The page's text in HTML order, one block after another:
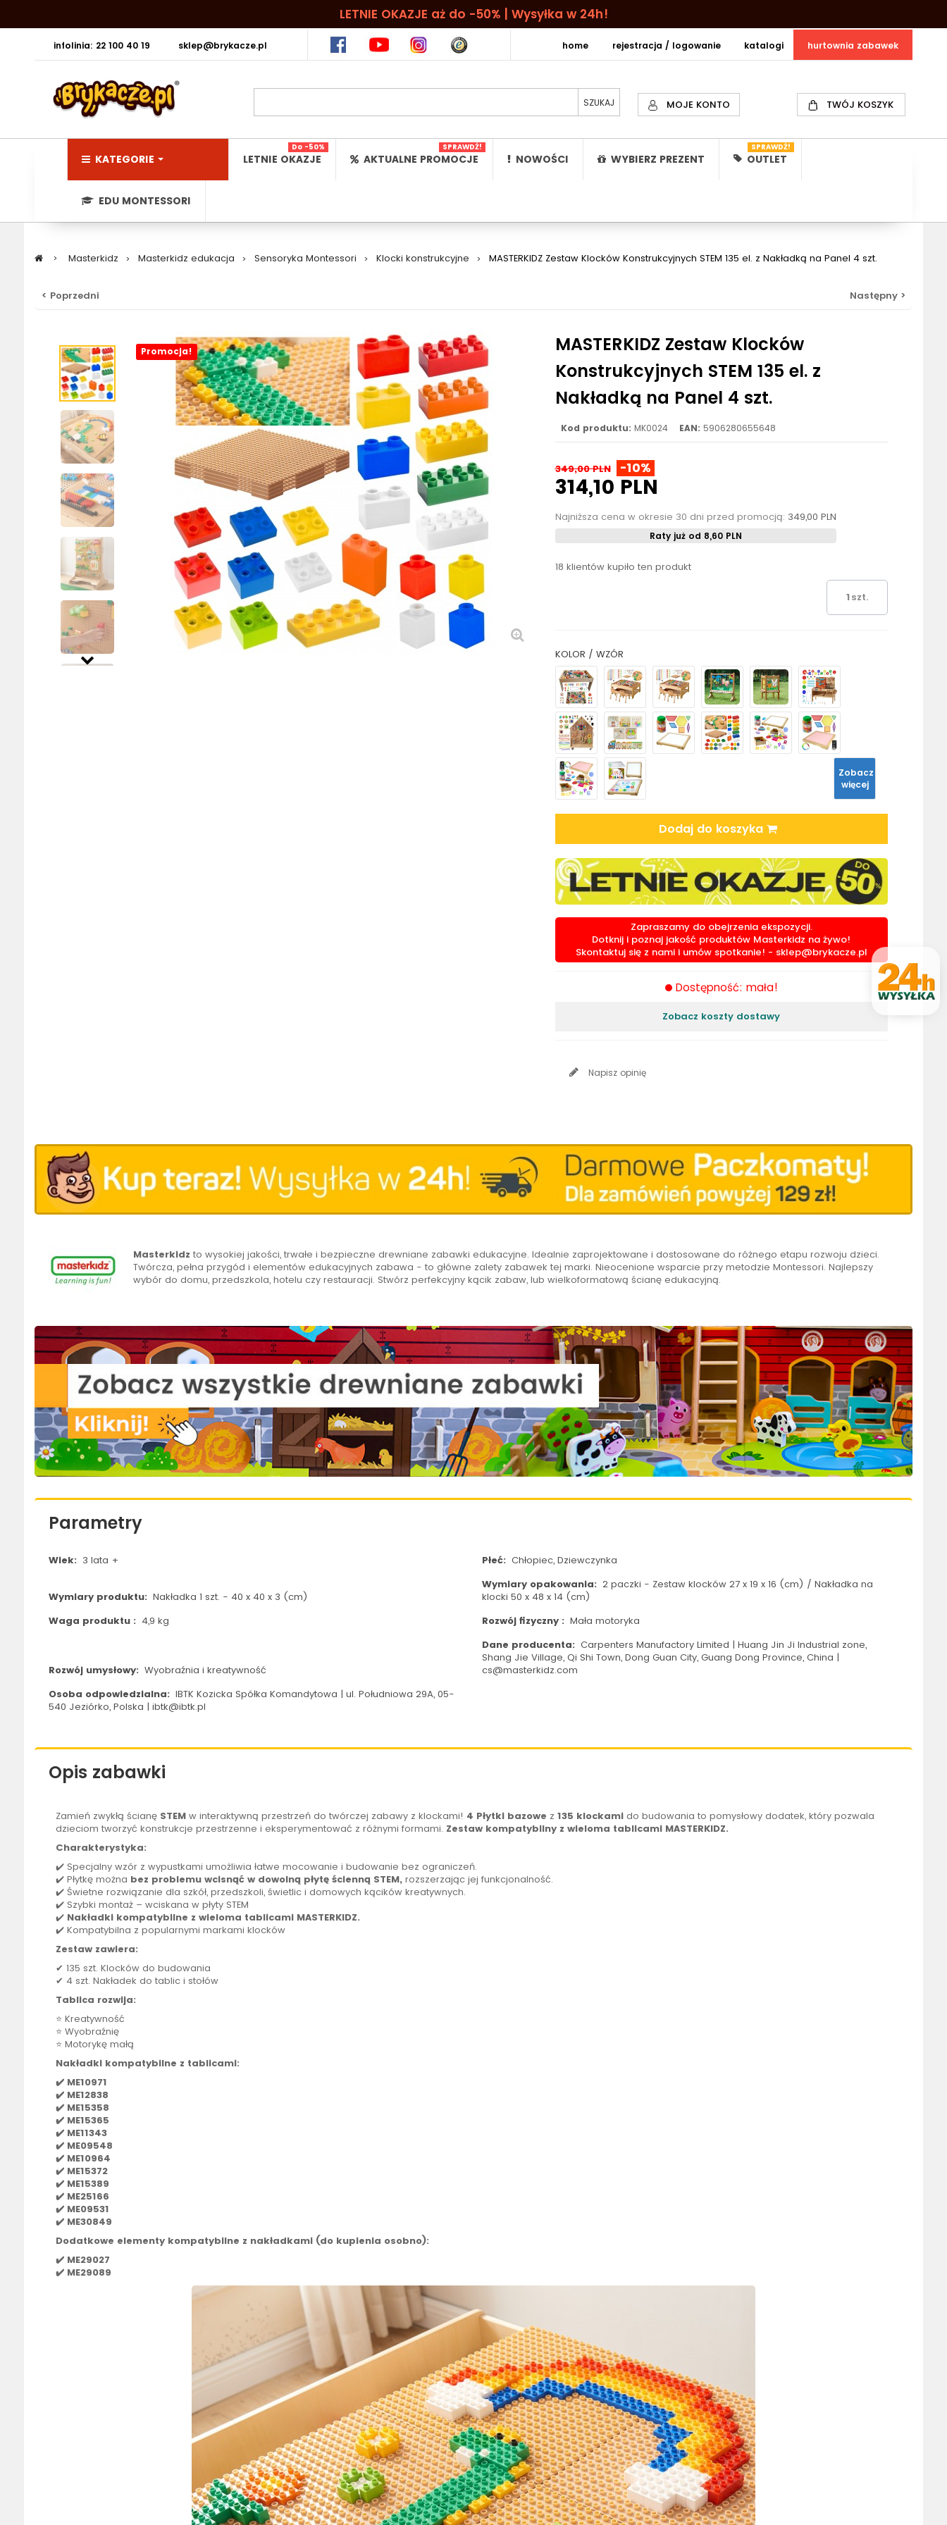
LETNIE OKAZJE aż do -50% | Wysyłka w 24h!
infolinia: 22 100 40 19 sklep@brykacze.pl hurtownia zabawek
katalogi
rejestracja / logowanie
home
MOJE KONTO TWÓJ KOSZYK
KATEGORIE LETNIE OKAZJE
Do -50%
AKTUALNE PROMOCJE
SPRAWDŹ!
NOWOŚCI WYBIERZ PREZENT OUTLET
SPRAWDŹ!
EDU MONTESSORI
> Masterkidz > Masterkidz edukacja > Sensoryka Montessori > Klocki konstrukcyjne > MASTERKIDZ Zestaw Klocków Konstrukcyjnych STEM 135 el. z Nakładką na Panel 4 szt.
< Poprzedni Następny >
Promocja!
MASTERKIDZ Zestaw Klocków
Konstrukcyjnych STEM 135 el. z
Nakładką na Panel 4 szt.
Kod produktu: MK0024 EAN: 5906280655648
349,00 PLN -10%
314,10 PLN
Najniższa cena w okresie 30 dni przed promocją: 349,00 PLN
Raty już od 8,60 PLN
18 klientów kupiło ten produkt
szt.
KOLOR / WZÓR
Zobacz
więcej
Dodaj do koszyka
Zapraszamy do obejrzenia ekspozycji.
Dotknij i poznaj jakość produktów Masterkidz na żywo!
Skontaktuj się z nami i umów spotkanie! - sklep@brykacze.pl
Dostępność: mała!
Zobacz koszty dostawy
Napisz opinię
Masterkidz to wysokiej jakości, trwałe i bezpieczne drewniane zabawki edukacyjne. Idealnie zaprojektowane i dostosowane do różnego etapu rozwoju dzieci.
Twórcza, pełna przygód i elementów edukacyjnych zabawa - to główne zalety zabawek tej marki. Nieocenione wsparcie przy metodzie Montessori. Najlepszy
wybór do domu, przedszkola, hotelu czy restauracji. Stwórz perfekcyjny kącik zabaw, lub wielkoformatową ścianę edukacyjną.
Parametry
Wiek: 3 lata + Płeć: Chłopiec, Dziewczynka
Wymiary produktu: Nakładka 1 szt. - 40 x 40 x 3 (cm)
Wymiary opakowania: 2 paczki - Zestaw klocków 27 x 19 x 16 (cm) / Nakładka na
klocki 50 x 48 x 14 (cm)
Waga produktu : 4,9 kg Rozwój fizyczny : Mała motoryka
Rozwój umysłowy: Wyobraźnia i kreatywność
Dane producenta: Carpenters Manufactory Limited | Huang Jin Ji Industrial zone,
Shang Jie Village, Qi Shi Town, Dong Guan City, Guang Dong Province, China |
cs@masterkidz.com
Osoba odpowiedzialna: IBTK Kozicka Spółka Komandytowa | ul. Południowa 29A, 05-
540 Jeziórko, Polska | ibtk@ibtk.pl
Opis zabawki
Zamień zwykłą ścianę STEMw interaktywną przestrzeń do twórczej zabawy z klockami! 4 Płytki bazowe z 135 klockamido budowania to pomysłowy dodatek, który pozwala
dzieciom tworzyć konstrukcje przestrzenne i eksperymentować z różnymi formami. Zestaw kompatybilny z wieloma tablicami MASTERKIDZ.
Charakterystyka:
✔️ Specjalny wzór z wypustkami umożliwia łatwe mocowanie i budowanie bez ograniczeń.
✔️ Płytkę można bez problemu wcisnąć w dowolną płytę ścienną STEM,rozszerzając jej funkcjonalność.
✔️ Świetne rozwiązanie dla szkół, przedszkoli, świetlic i domowych kącików kreatywnych.
✔️ Szybki montaż – wciskana w płyty STEM
✔️Nakładki kompatybilne z wieloma tablicami MASTERKIDZ.
✔️ Kompatybilna z popularnymi markami klocków
Zestaw zawiera:
✔ 135 szt. Klocków do budowania
✔ 4 szt. Nakładek do tablic i stołów
Tablica rozwija:
⭐ Kreatywność
⭐ Wyobraźnię
⭐ Motorykę małą
Nakładki kompatybilne z tablicami:
✔️ ME10971
✔️ ME12838
✔️ ME15358
✔️ ME15365
✔️ ME11343
✔️ ME09548
✔️ ME10964
✔️ ME15372
✔️ ME15389
✔️ ME25166
✔️ ME09531
✔️ ME30849
Dodatkowe elementy kompatybilne z nakładkami (do kupienia osobno):
✔️ ME29027
✔️ME29089